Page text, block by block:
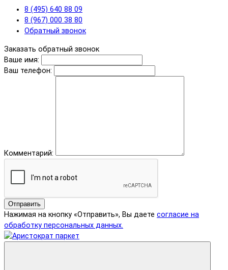
8 (495) 640 88 09
8 (967) 000 38 80
Обратный звонок
Заказать обратный звонок
Ваше имя:
Ваш телефон:
Комментарий:
Отправить
Нажимая на кнопку «Отправить», Вы даете согласие на
обработку персональных данных.